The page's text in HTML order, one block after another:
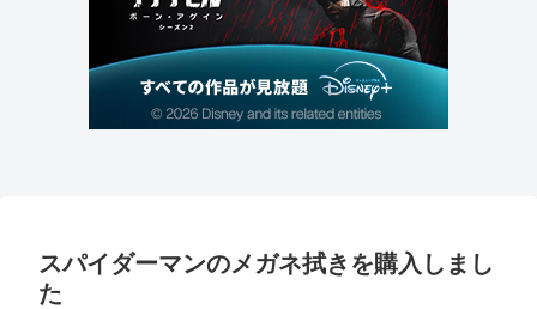
スパイダーマンのメガネ拭きを購入しまし
た